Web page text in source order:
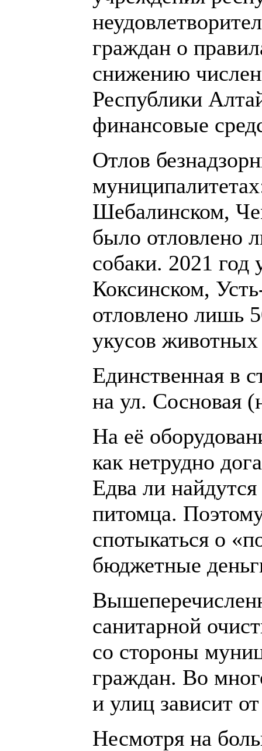
граждан о
снижению
Республики
финансовые
Отлов
Шебалинском,
было отловлено
собаки. 2021 год
Коксинском,
отловлено лишь
укусов животных
Единственная в
на ул. Сосновая
На её
как нетрудно
Едва ли
питомца.
спотыкаться о
бюджетные
санитарной
со стороны
граждан. Во
и улиц зависит
Несмотря на